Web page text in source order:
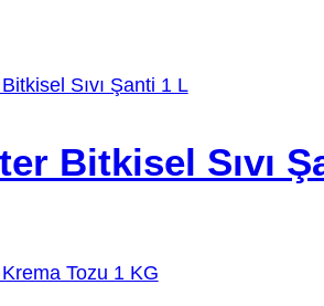
Bitkisel Sıvı